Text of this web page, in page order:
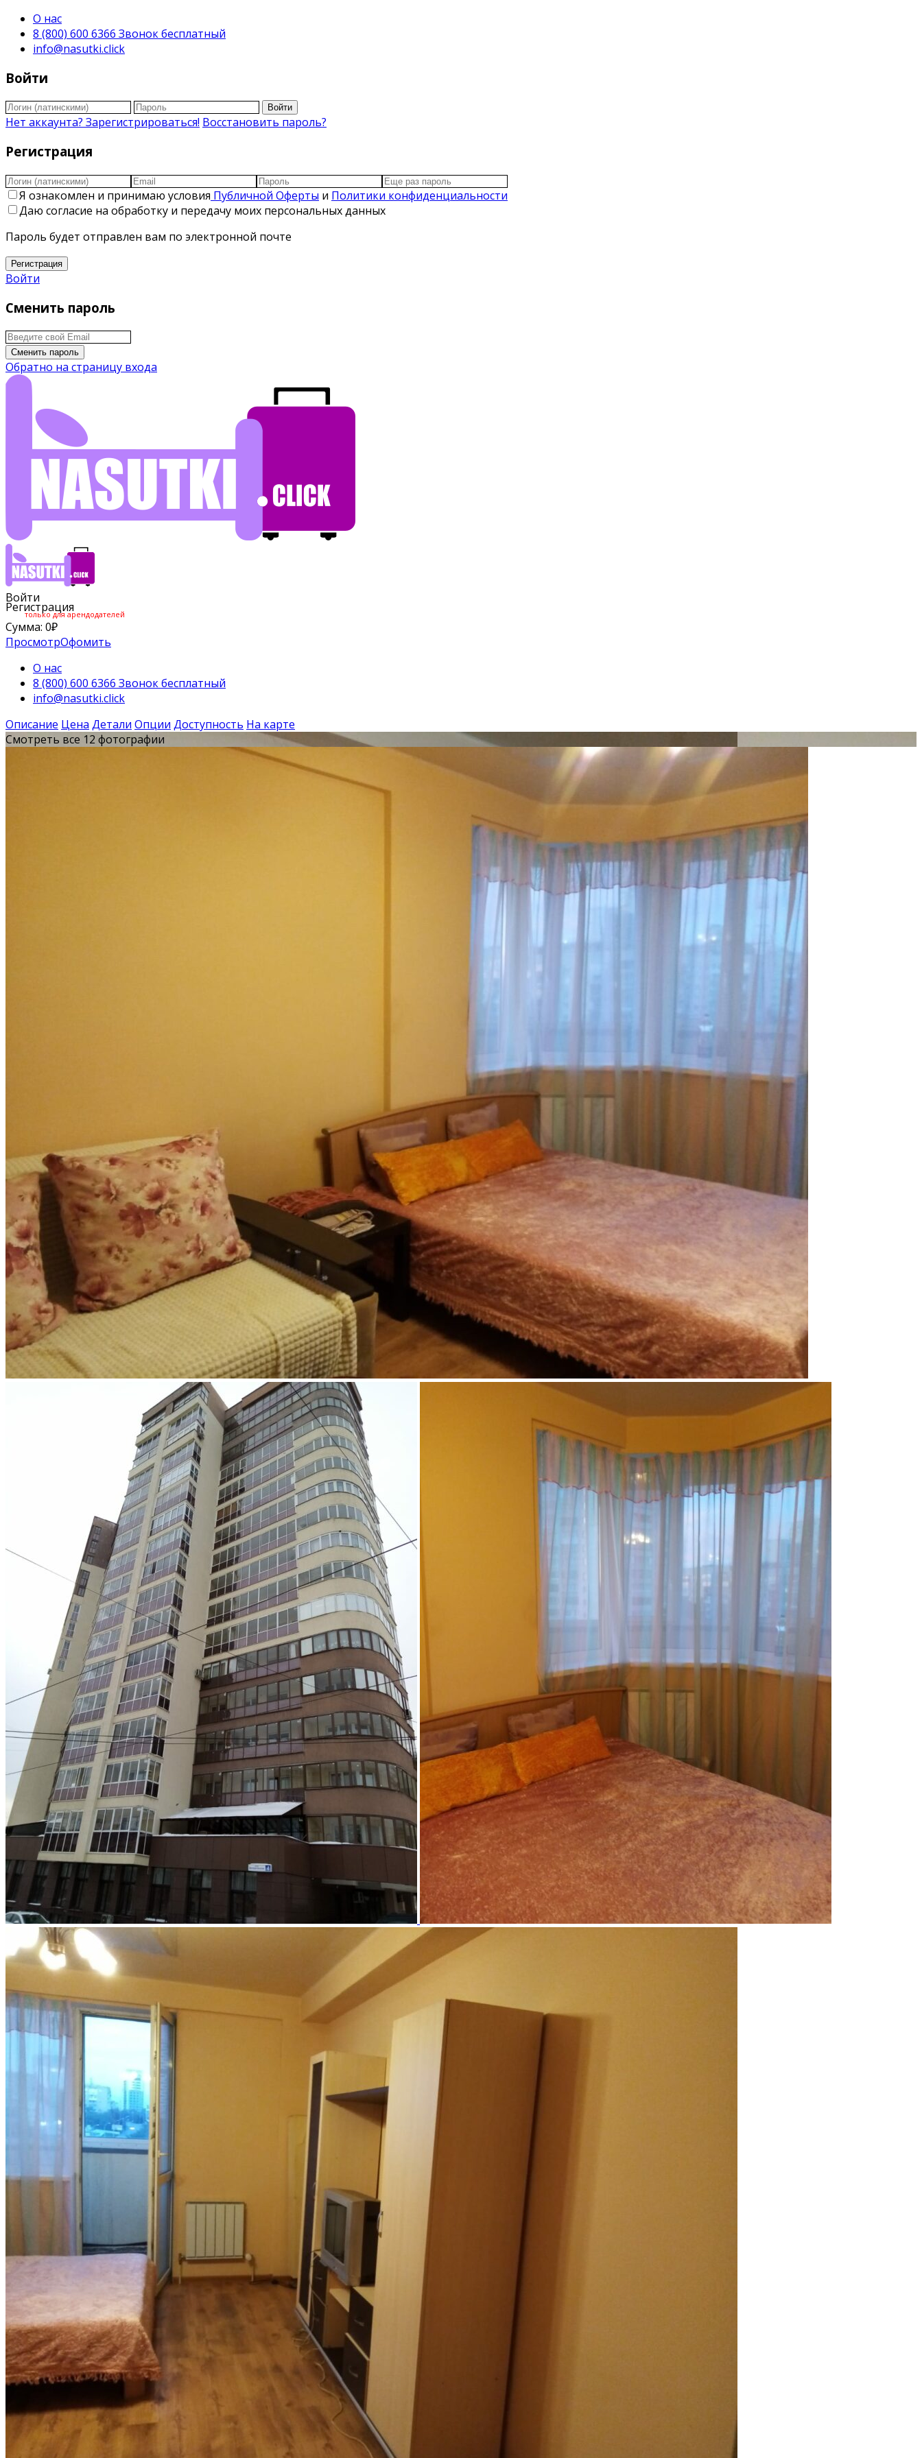
О нас
8 (800) 600 6366 Звонок бесплатный
info@nasutki.click
Войти
Войти
Нет аккаунта? Зарегистрироваться! Восстановить пароль?
Регистрация
Я ознакомлен и принимаю условия Публичной Оферты и Политики конфиденциальности
Даю согласие на обработку и передачу моих персональных данных
Пароль будет отправлен вам по электронной почте
Регистрация
Войти
Сменить пароль
Сменить пароль
Обратно на страницу входа
Войти
Регистрация
только для арендодателей
Сумма: 0₽
ПросмотрОфомить
О нас
8 (800) 600 6366 Звонок бесплатный
info@nasutki.click
Описание Цена Детали Опции Доступность На карте
Смотреть все 12 фотографии